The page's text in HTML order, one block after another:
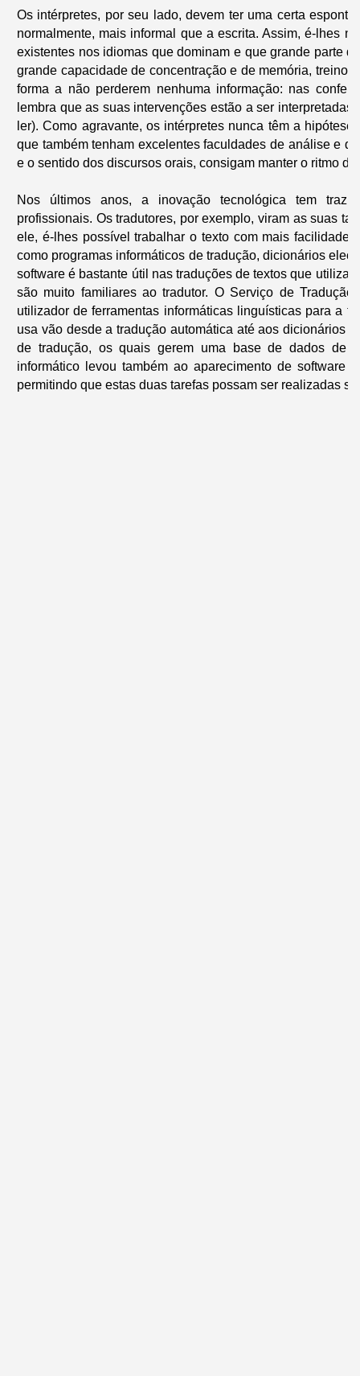
Os intérpretes, por seu lado, devem ter uma certa
normalmente, mais informal que a escrita. Assim, é- lhes
existentes nos idiomas que dominam e que grande parte
grande capacidade de concentração e de memória, treino
forma a não perderem nenhuma informação: nas
lembra que as suas intervenções estão a ser
ler). Como agravante, os intérpretes nunca têm a
que também tenham excelentes faculdades de análise e
e o sentido dos discursos orais, consigam manter o ritmo
Nos últimos anos, a inovação tecnológica tem
profissionais. Os tradutores, por exemplo, viram as suas
ele, é-lhes possível trabalhar o texto com mais facilidade
como programas informáticos de tradução, dicionários
software é bastante útil nas traduções de textos que
são muito familiares ao tradutor. O Serviço de
utilizador de ferramentas informáticas linguísticas para a
usa vão desde a tradução automática até aos dicionários
de tradução, os quais gerem uma base de dados de
informático levou também ao aparecimento de software
permitindo que estas duas tarefas possam ser realizadas